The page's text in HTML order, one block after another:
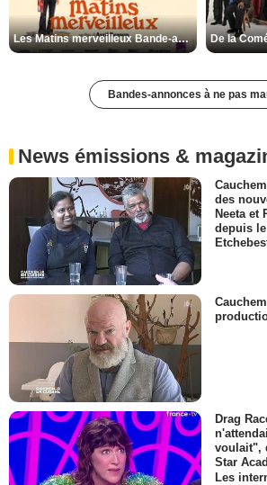
Les Matins merveilleux Bande-annonce VF
Bandes-annonces à ne pas
News émissions &
des
Neeta et
depuis
Drag
voulait",
Star
Les